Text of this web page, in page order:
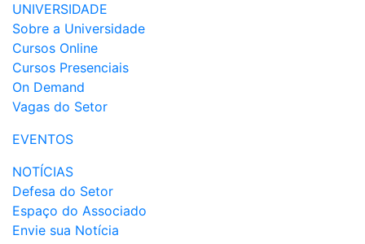
UNIVERSIDADE
Sobre a Universidade
Cursos Online
Cursos Presenciais
On Demand
Vagas do Setor
EVENTOS
NOTÍCIAS
Defesa do Setor
Espaço do Associado
Envie sua Notícia